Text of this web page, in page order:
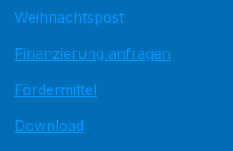
Weihnachtspost
Finanzierung anfragen
Fördermittel
Download